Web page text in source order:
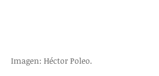
Imagen: Héctor Poleo.